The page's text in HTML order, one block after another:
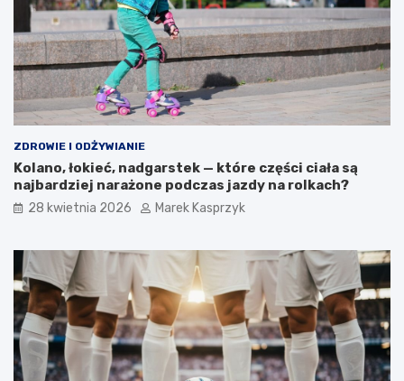
ZDROWIE I ODŻYWIANIE
Kolano, łokieć, nadgarstek — które części ciała są
najbardziej narażone podczas jazdy na rolkach?
28 kwietnia 2026 Marek Kasprzyk